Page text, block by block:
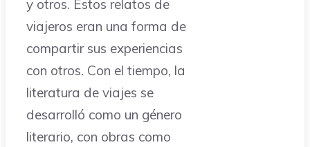
y otros. Estos relatos de
viajeros eran una forma de
compartir sus experiencias
con otros. Con el tiempo, la
literatura de viajes se
desarrolló como un género
literario, con obras como